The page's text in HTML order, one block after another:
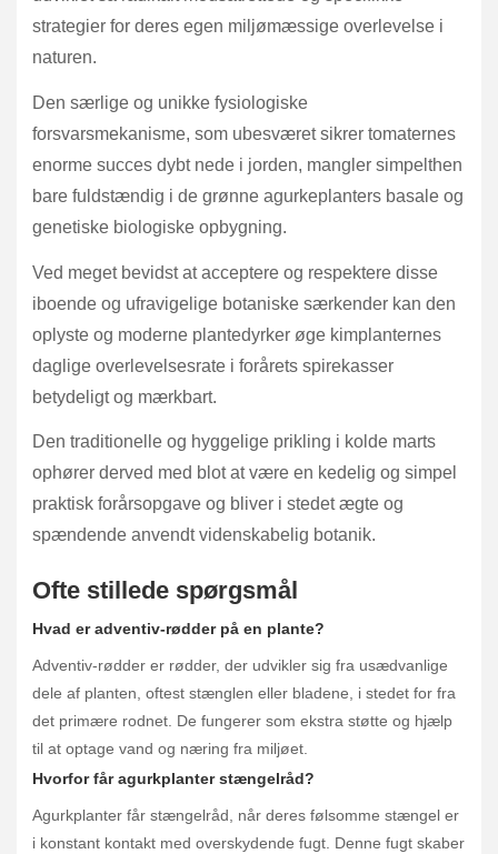
strategier for deres egen miljømæssige overlevelse i
naturen.
Den særlige og unikke fysiologiske
forsvarsmekanisme, som ubesværet sikrer tomaternes
enorme succes dybt nede i jorden, mangler simpelthen
bare fuldstændig i de grønne agurkeplanters basale og
genetiske biologiske opbygning.
Ved meget bevidst at acceptere og respektere disse
iboende og ufravigelige botaniske særkender kan den
oplyste og moderne plantedyrker øge kimplanternes
daglige overlevelsesrate i forårets spirekasser
betydeligt og mærkbart.
Den traditionelle og hyggelige prikling i kolde marts
ophører derved med blot at være en kedelig og simpel
praktisk forårsopgave og bliver i stedet ægte og
spændende anvendt videnskabelig botanik.
Ofte stillede spørgsmål
Hvad er adventiv-rødder på en plante?
Adventiv-rødder er rødder, der udvikler sig fra usædvanlige
dele af planten, oftest stænglen eller bladene, i stedet for fra
det primære rodnet. De fungerer som ekstra støtte og hjælp
til at optage vand og næring fra miljøet.
Hvorfor får agurkplanter stængelråd?
Agurkplanter får stængelråd, når deres følsomme stængel er
i konstant kontakt med overskydende fugt. Denne fugt skaber